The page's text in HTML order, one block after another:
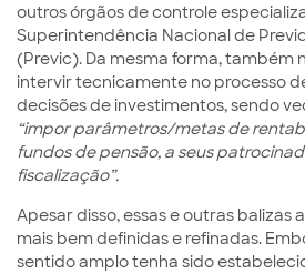
outros órgãos de controle
Superintendência Nacional de
(Previc). Da mesma forma, também
intervir tecnicamente no processo
decisões de investimentos, sendo
“impor parâmetros/metas de
fundos de pensão, a seus
fiscalização”.
Apesar disso, essas e outras balizas
mais bem definidas e refinadas.
sentido amplo tenha sido